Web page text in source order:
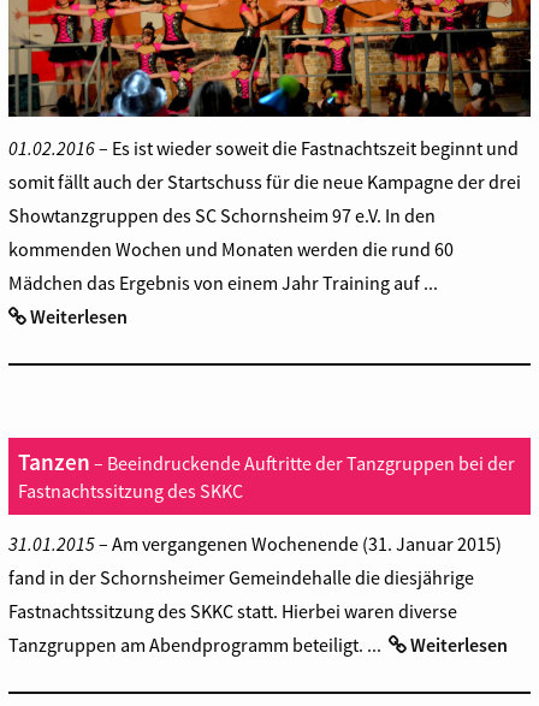
01.02.2016– Es ist wieder soweit die Fastnachtszeit beginnt und
somit fällt auch der Startschuss für die neue Kampagne der drei
Showtanzgruppen des SC Schornsheim 97 e.V. In den
kommenden Wochen und Monaten werden die rund 60
Mädchen das Ergebnis von einem Jahr Training auf ...
Weiterlesen
Tanzen – Beeindruckende Auftritte der Tanzgruppen bei der
Fastnachtssitzung des SKKC
31.01.2015– Am vergangenen Wochenende (31. Januar 2015)
fand in der Schornsheimer Gemeindehalle die diesjährige
Fastnachtssitzung des SKKC statt. Hierbei waren diverse
Tanzgruppen am Abendprogramm beteiligt. ...
Weiterlesen